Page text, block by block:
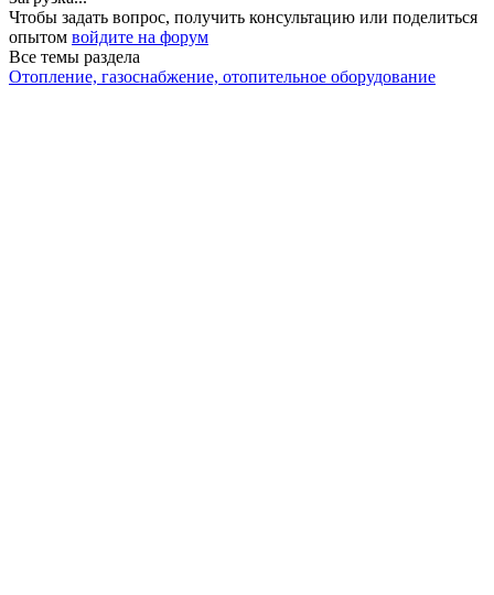
Чтобы задать вопрос, получить консультацию или поделиться
опытом войдите на форум
Все темы раздела
Отопление, газоснабжение, отопительное оборудование